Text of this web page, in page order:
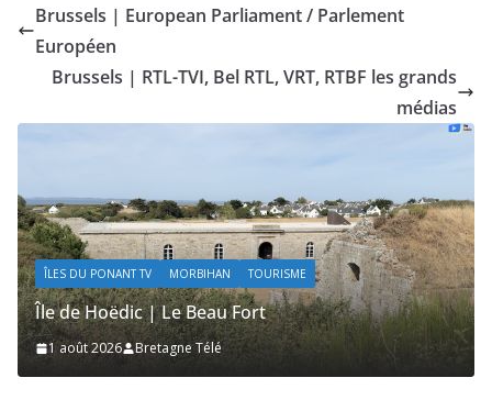
Brussels | European Parliament / Parlement
Européen
Brussels | RTL-TVI, Bel RTL, VRT, RTBF les grands
médias
ÎLES DU PONANT TV MORBIHAN TOURISME
Île de Hoëdic | Les Secrets de la Lande
1 août 2026 Bretagne Télé